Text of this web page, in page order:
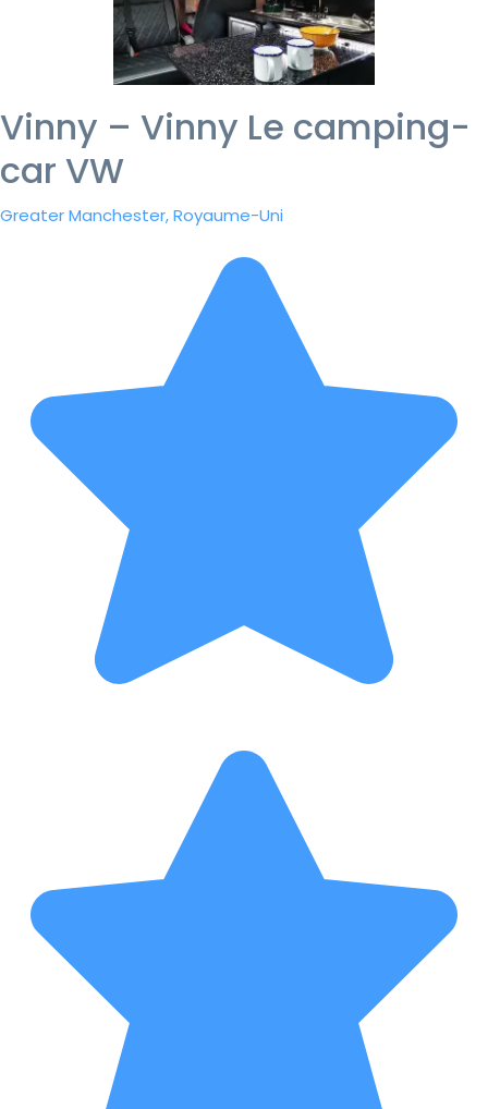
Vinny – Vinny Le camping-
car VW
Greater Manchester, Royaume-Uni